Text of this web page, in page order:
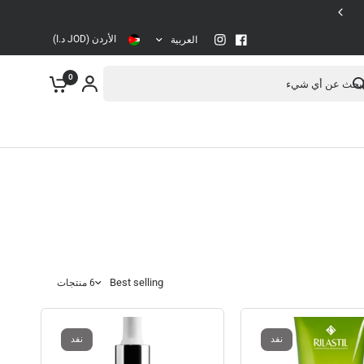
العربية الأردن (JOD د.ا)
0
Best selling 6 منتجات
نفد نفد